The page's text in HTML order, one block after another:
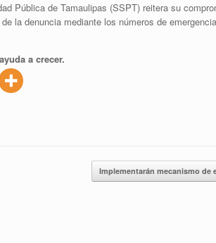
Pública de Tamaulipas (SSPT) reitera su
la denuncia mediante los números de
a crecer.
Implementarán mecanismo de